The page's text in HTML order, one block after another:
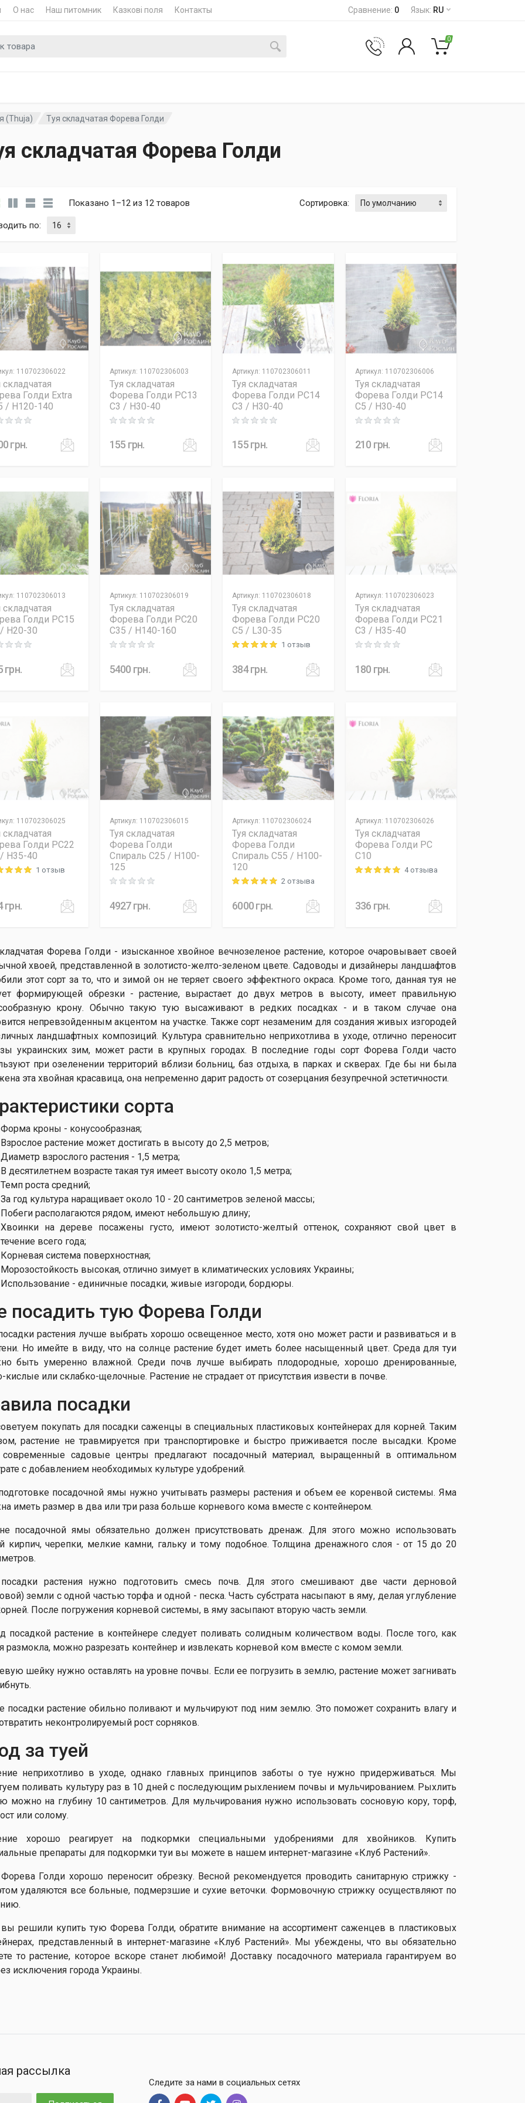
О нас Наш питомник Казкові поля Контакты Сравнение: 0 Язык: RU
0
(Thuja) Туя складчатая Форева Голди
складчатая Форева Голди
Показано 1–12 из 12 товаров Сортировка:
по:
: 110702306022
складчатая
Голди Extra
/ H120-140
0 out of 5
грн.
Артикул: 110702306003
Туя складчатая
Форева Голди PC13
C3 / H30-40
Rating: 0 out of 5
155 грн.
Артикул: 110702306011
Туя складчатая
Форева Голди PC14
C3 / H30-40
Rating: 0 out of 5
155грн.
Артикул: 110702306006
Туя складчатая
Форева Голди PC14
C5 / H30-40
Rating: 0 out of 5
210 грн.
: 110702306013
складчатая
Голди PC15
H20-30
0 out of 5
грн.
Артикул: 110702306019
Туя складчатая
Форева Голди PC20
C35 / H140-160
Rating: 0 out of 5
5400 грн.
Артикул: 110702306018
Туя складчатая
Форева Голди PC20
C5 / L30-35
Rating: 5 out of 51 отзыв
384грн.
Артикул: 110702306023
Туя складчатая
Форева Голди PC21
C3 / H35-40
Rating: 0 out of 5
180 грн.
: 110702306025
складчатая
Голди PC22
H35-40
5 out of 51 отзыв
грн.
Артикул: 110702306015
Туя складчатая
Форева Голди
Спираль C25 / H100-
125
Rating: 0 out of 5
4927 грн.
Артикул: 110702306024
Туя складчатая
Форева Голди
Спираль C55 / H100-
120
Rating: 5 out of 52 отзыва
6000грн.
Артикул: 110702306026
Туя складчатая
Форева Голди PC
C10
Rating: 5 out of 54 отзыва
336 грн.
Форева Голди - изысканное хвойное вечнозеленое растение, которое очаровывает своей
хвоей, представленной в золотисто-желто-зеленом цвете. Садоводы и дизайнеры ландшафтов
этот сорт за то, что и зимой он не теряет своего эффектного окраса. Кроме того, данная туя не
формирующей обрезки - растение, вырастает до двух метров в высоту, имеет правильную
крону. Обычно такую ​​тую высаживают в редких посадках - и в таком случае она
непревзойденным акцентом на участке. Также сорт незаменим для создания живых изгородей
ландшафтных композиций. Культура сравнительно неприхотлива в уходе, отлично переносит
украинских зим, может расти в крупных городах. В последние годы сорт Форева Голди часто
при озеленении территорий вблизи больниц, баз отдыха, в парках и скверах. Где бы ни была
эта хвойная красавица, она непременно дарит радость от созерцания безупречной эстетичности.
сорта
Форма кроны - конусообразная;
Взрослое растение может достигать в высоту до 2,5 метров;
Диаметр взрослого растения - 1,5 метра;
В десятилетнем возрасте такая туя имеет высоту около 1,5 метра;
Темп роста средний;
За год культура наращивает около 10 - 20 сантиметров зеленой массы;
Побеги располагаются рядом, имеют небольшую длину;
Хвоинки на дереве посажены густо, имеют золотисто-желтый оттенок, сохраняют свой цвет в
течение всего года;
Корневая система поверхностная;
Морозостойкость высокая, отлично зимует в климатических условиях Украины;
Использование - единичные посадки, живые изгороди, бордюры.
посадить тую Форева Голди
растения лучше выбрать хорошо освещенное место, хотя оно может расти и развиваться и в
Но имейте в виду, что на солнце растение будет иметь более насыщенный цвет. Среда для туи
быть умеренно влажной. Среди почв лучше выбирать плодородные, хорошо дренированные,
кислые или склабко-щелочные. Растение не страдает от присутствия извести в почве.
посадки
покупать для посадки саженцы в специальных пластиковых контейнерах для корней. Таким
растение не травмируется при транспортировке и быстро приживается после высадки. Кроме
современные садовые центры предлагают посадочный материал, выращенный в оптимальном
с добавлением необходимых культуре удобрений.
посадочной ямы нужно учитывать размеры растения и объем ее коренвой системы. Яма
иметь размер в два или три раза больше корневого кома вместе с контейнером.
посадочной ямы обязательно должен присутствовать дренаж. Для этого можно использовать
кирпич, черепки, мелкие камни, гальку и тому подобное. Толщина дренажного слоя - от 15 до 20
растения нужно подготовить смесь почв. Для этого смешивают две части дерновой
земли с одной частью торфа и одной - песка. Часть субстрата насыпают в яму, делая углубление
После погружения корневой системы, в яму засыпают вторую часть земли.
посадкой растение в контейнере следует поливать солидным количеством воды. После того, как
размокла, можно разрезать контейнер и извлекать корневой ком вместе с комом земли.
шейку нужно оставлять на уровне почвы. Если ее погрузить в землю, растение может загнивать
посадки растение обильно поливают и мульчируют под ним землю. Это поможет сохранить влагу и
неконтролируемый рост сорняков.
за туей
неприхотливо в уходе, однако главных принципов заботы о туе нужно придерживаться. Мы
поливать культуру раз в 10 дней с последующим рыхлением почвы и мульчированием. Рыхлить
можно на глубину 10 сантиметров. Для мульчирования нужно использовать сосновую кору, торф,
или солому.
хорошо реагирует на подкормки специальными удобрениями для хвойников. Купить
препараты для подкормки туи вы можете в нашем интернет-магазине «Клуб Растений».
Голди хорошо переносит обрезку. Весной рекомендуется проводить санитарную стрижку -
удаляются все больные, подмерзшие и сухие веточки. Формовочную стрижку осуществляют по
решили купить тую Форева Голди, обратите внимание на ассортимент саженцев в пластиковых
представленный в интернет-магазине «Клуб Растений». Мы убеждены, что вы обязательно
то растение, которое вскоре станет любимой! Доставку посадочного материала гарантируем во
исключения города Украины.
рассылка
Следите за нами в социальных сетях